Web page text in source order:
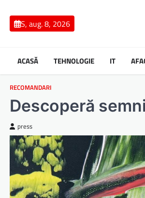
contentS, aug. 8, 2026
ACASĂ TEHNOLOGIE IT
RECOMANDARI
Descoperă
press